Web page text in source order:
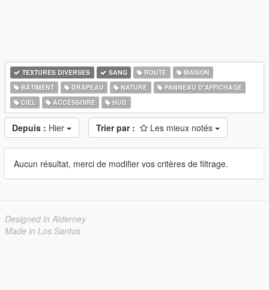
TEXTURES DIVERSES SANG ROUTE
MAISON
BÂTIMENT
DRAPEAU NATURE
PANNEAU D'AFFICHAGE
CIEL
ACCESSOIRE HUD
Depuis : Hier Trier par : Les mieux notés
Aucun résultat, merci de modifier vos critères de filtrage.
Designed in Alderney
Made in Los Santos